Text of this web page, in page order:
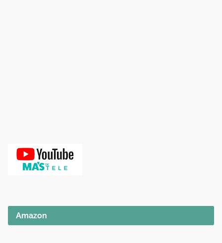
Amazon